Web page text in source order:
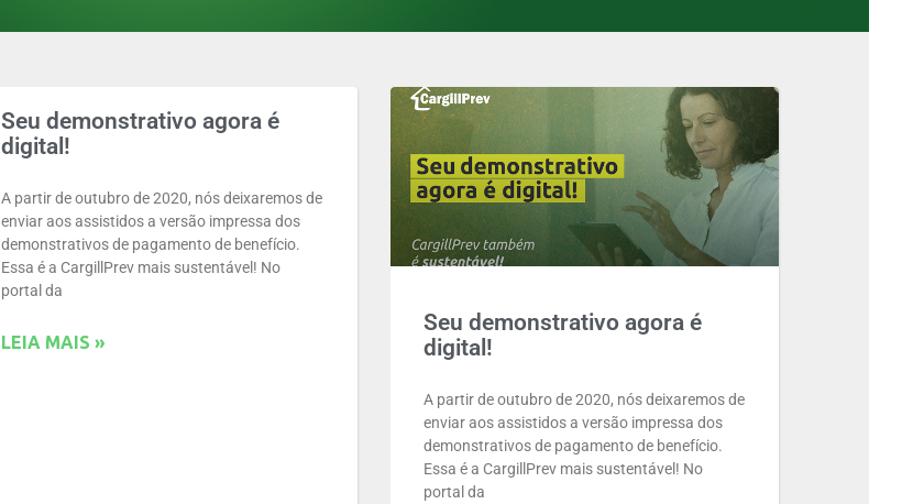
Seu demonstrativo agora é
digital!
A partir de outubro de 2020, nós deixaremos de
enviar aos assistidos a versão impressa dos
demonstrativos de pagamento de benefício.
Essa é a CargillPrev mais sustentável! No
portal da
LEIA MAIS »
Seu demonstrativo agora é
digital!
A partir de outubro de 2020, nós deixaremos de
enviar aos assistidos a versão impressa dos
demonstrativos de pagamento de benefício.
Essa é a CargillPrev mais sustentável! No
portal da